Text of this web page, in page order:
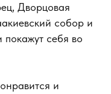
Дворцовая
собор и
покажут себя во
и